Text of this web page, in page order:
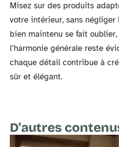
Misez sur des produits
votre intérieur, sans négliger
bien maintenu se fait oublier,
l’harmonie générale reste
chaque détail contribue à
sûr et élégant.
D'autres